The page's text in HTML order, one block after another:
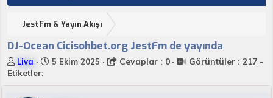
JestFm & Yayın Akışı
DJ-Ocean Cicisohbet.org JestFm de yayında
K
o
n
u
Liva
B
ş
5 Ekim 2025 Cevaplar : 0
Görüntüler : 217 -
Etiketler: